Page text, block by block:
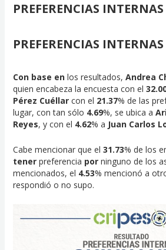
PREFERENCIAS
PREFERENCIAS
Con base enlos resultados, Andrea
quien encabeza la encuesta con el
Pérez Cuéllarcon el 21.37% de las
lugar, con tan sólo 4.69%, se ubica a
Reyes, y con el 4.62% a Juan Carlos
Cabe mencionar que el 31.73% de los
tenerpreferencia porninguno de los
mencionados, el 4.53% mencionó a
respondió o no supo.